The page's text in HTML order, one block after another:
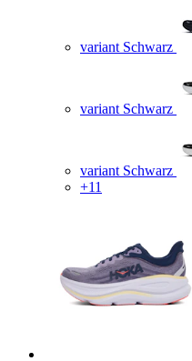
variant Schwarz
variant Schwarz
variant Schwarz
+11